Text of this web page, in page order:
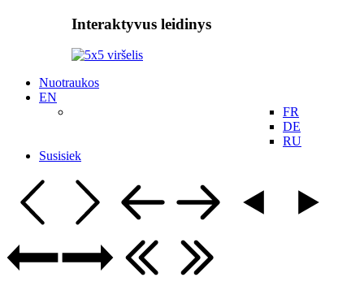
Interaktyvus leidinys
Nuotraukos
EN
FR
DE
RU
Susisiek